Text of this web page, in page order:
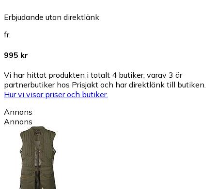
Erbjudande utan direktlänk
fr.
995 kr
Vi har hittat produkten i totalt 4 butiker, varav 3 är
partnerbutiker hos Prisjakt och har direktlänk till butiken.
Hur vi visar priser och butiker.
Annons
Annons